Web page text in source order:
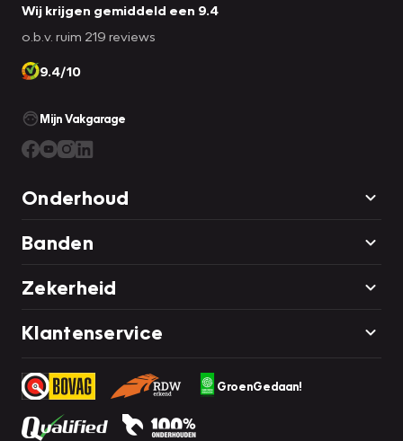
Wij krijgen gemiddeld een 9.4
o.b.v. ruim 219 reviews
9.4/10
Mijn Vakgarage
Onderhoud
Banden
Zekerheid
Klantenservice
GroenGedaan!